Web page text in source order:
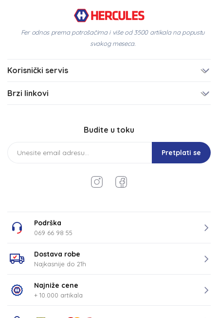
Fer odnos prema potrošačima i više od 3500 artikala na popustu
svakog meseca.
Korisnički servis
Brzi linkovi
Budite u toku
Pretplati se
Podrška
069 66 98 55
Dostava robe
Najkasnije do 21h
Najniže cene
+ 10.000 artikala